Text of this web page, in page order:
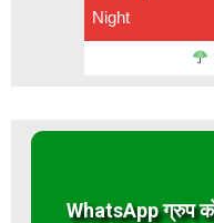
Night
WhatsApp ग्रुप